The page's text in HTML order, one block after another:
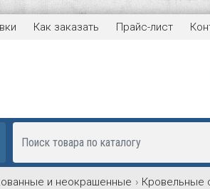
Как заказать Прайс-лист
и неокрашенные Кровельные